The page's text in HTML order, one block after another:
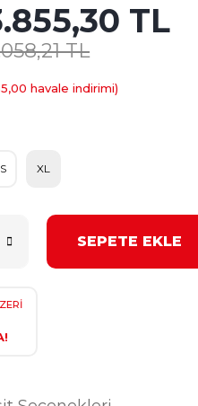
TL
TL
havale indirimi)
S XL
SEPETE EKLE